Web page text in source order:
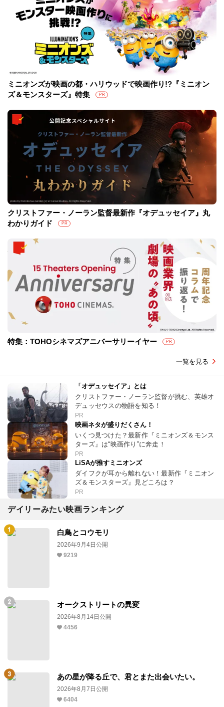
ミニオンズが映画の都・ハリウッドで映画作り!?『ミニオン
ズ＆モンスターズ』特集
PR
クリストファー・ノーラン監督最新作『オデュッセイア』丸
わかりガイド
PR
特集：TOHOシネマズアニバーサリーイヤー PR
一覧を見る
「オデュッセイア」とは
クリストファー・ノーラン監督が挑む、英雄オ
デュッセウスの物語を知る！
PR
映画ネタが盛りだくさん！
いくつ見つけた？最新作『ミニオンズ＆モンス
ターズ』は“映画作り”に奔走！
PR
LiSAが推すミニオンズ
ダイフクが耳から離れない！最新作『ミニオン
ズ＆モンスターズ』見どころは？
PR
デイリーみたい映画ランキング
白鳥とコウモリ
2026年9月4日公開
9219
オークストリートの異変
2026年8月14日公開
4456
あの星が降る丘で、君とまた出会いたい。
2026年8月7日公開
6404